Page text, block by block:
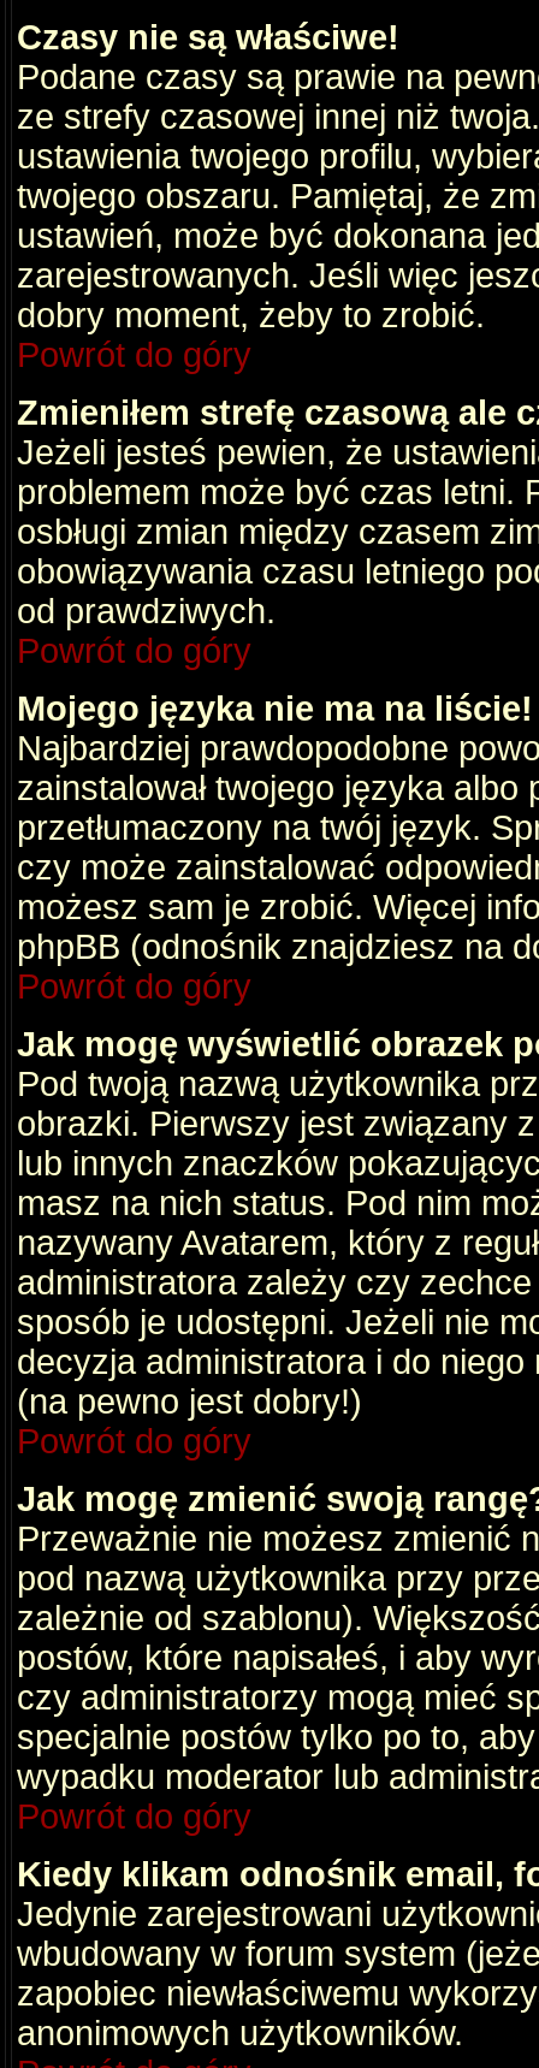
Czasy nie są właściwe!
Podane czasy są prawie na
ze strefy czasowej innej niż
ustawienia twojego profilu,
twojego obszaru. Pamiętaj, że
ustawień, może być dokonana
zarejestrowanych. Jeśli więc
dobry moment, żeby to zrobić.
Powrót do góry
Zmieniłem strefę czasową ale
Jeżeli jesteś pewien, że
problemem może być czas letni.
osbługi zmian między czasem
obowiązywania czasu letniego
od prawdziwych.
Powrót do góry
Mojego języka nie ma na liście!
Najbardziej prawdopodobne
zainstalował twojego języka albo
przetłumaczony na twój język.
czy może zainstalować
możesz sam je zrobić. Więcej
phpBB (odnośnik znajdziesz na
Powrót do góry
Jak mogę wyświetlić obrazek
Pod twoją nazwą użytkownika
obrazki. Pierwszy jest związany
lub innych znaczków
masz na nich status. Pod nim
nazywany Avatarem, który z
administratora zależy czy
sposób je udostępni. Jeżeli nie
decyzja administratora i do
(na pewno jest dobry!)
Powrót do góry
Jak mogę zmienić swoją
Przeważnie nie możesz zmienić
pod nazwą użytkownika przy
zależnie od szablonu).
postów, które napisałeś, i aby
czy administratorzy mogą mieć
specjalnie postów tylko po to,
wypadku moderator lub
Powrót do góry
Kiedy klikam odnośnik email,
Jedynie zarejestrowani
wbudowany w forum system
zapobiec niewłaściwemu
anonimowych użytkowników.